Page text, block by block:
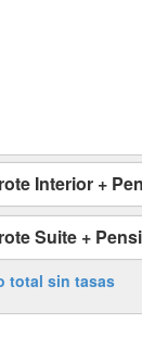
Interior +
Suite +
total sin tasas